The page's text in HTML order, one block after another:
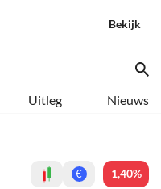
Bekijk
Uitleg Nieuws
€ 1,40%